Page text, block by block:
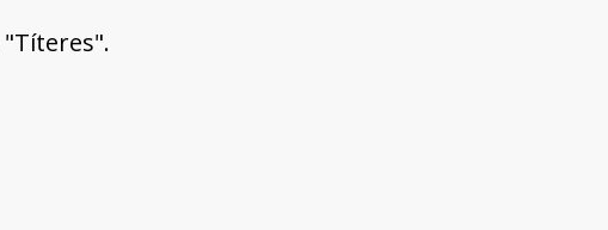
"Títeres".